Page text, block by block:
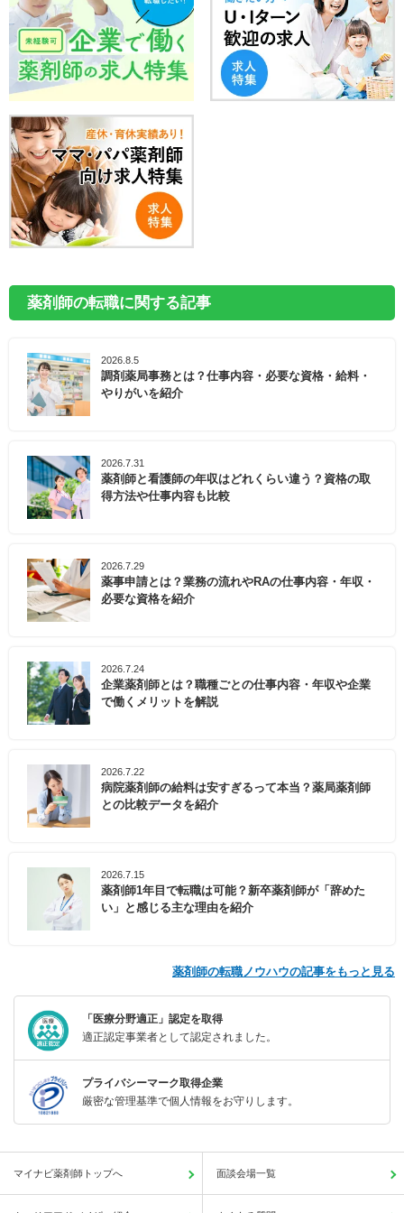
薬剤師の転職に関する記事
2026.8.5
調剤薬局事務とは？仕事内容・必要な資格・給料・
やりがいを紹介
2026.7.31
薬剤師と看護師の年収はどれくらい違う？資格の取
得方法や仕事内容も比較
2026.7.29
薬事申請とは？業務の流れやRAの仕事内容・年収・
必要な資格を紹介
2026.7.24
企業薬剤師とは？職種ごとの仕事内容・年収や企業
で働くメリットを解説
2026.7.22
病院薬剤師の給料は安すぎるって本当？薬局薬剤師
との比較データを紹介
2026.7.15
薬剤師1年目で転職は可能？新卒薬剤師が「辞めた
い」と感じる主な理由を紹介
薬剤師の転職ノウハウの記事をもっと見る
「医療分野適正」認定を取得
適正認定事業者として認定されました。
プライバシーマーク取得企業
厳密な管理基準で個人情報をお守りします。
マイナビ薬剤師トップへ 面談会場一覧